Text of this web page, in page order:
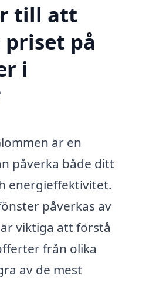
till att
på
i
är en
påverka både ditt
energieffektivitet.
påverkas av
viktiga att förstå
från olika
av de mest